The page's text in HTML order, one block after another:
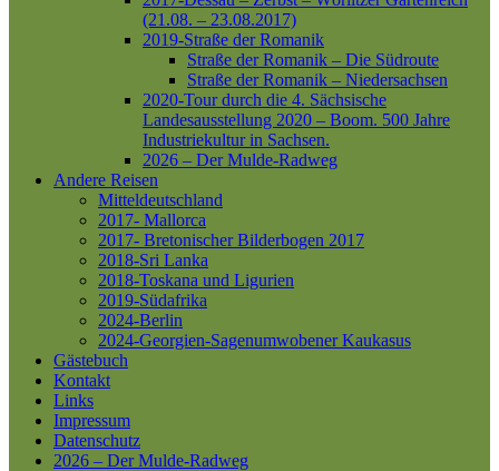
(21.08. – 23.08.2017)
2019-Straße der Romanik
Straße der Romanik – Die Südroute
Straße der Romanik – Niedersachsen
2020-Tour durch die 4. Sächsische
Landesausstellung 2020 – Boom. 500 Jahre
Industriekultur in Sachsen.
2026 – Der Mulde-Radweg
Andere Reisen
Mitteldeutschland
2017- Mallorca
2017- Bretonischer Bilderbogen 2017
2018-Sri Lanka
2018-Toskana und Ligurien
2019-Südafrika
2024-Berlin
2024-Georgien-Sagenumwobener Kaukasus
Gästebuch
Kontakt
Links
Impressum
Datenschutz
2026 – Der Mulde-Radweg